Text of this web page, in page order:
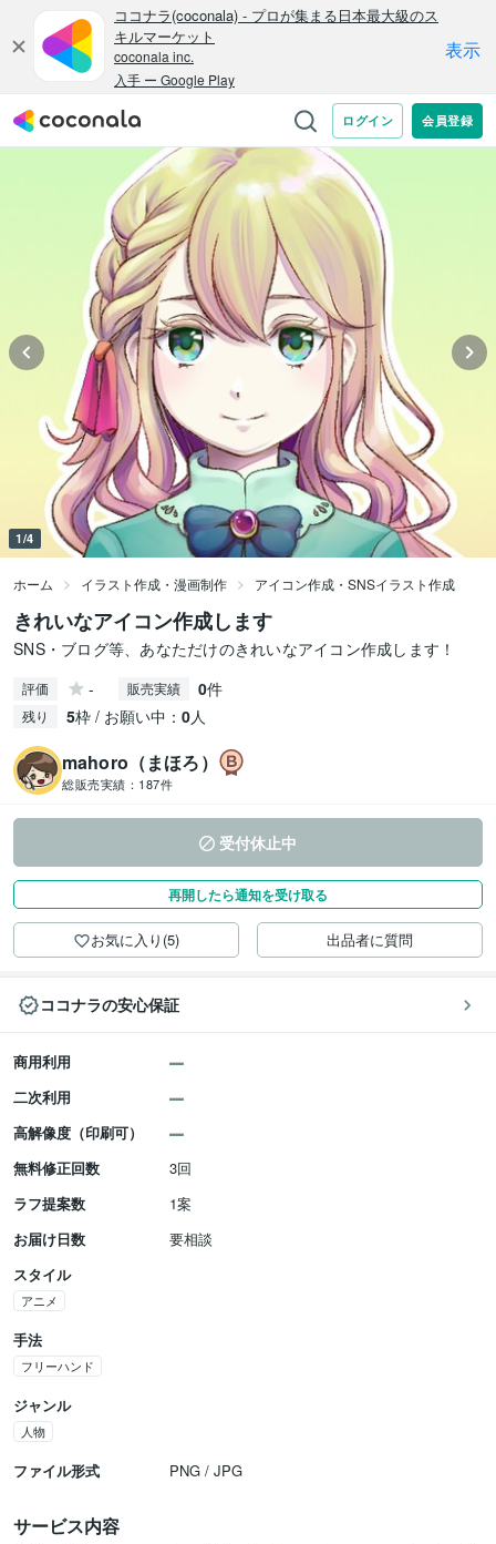
1/4
ホーム イラスト作成・漫画制作 アイコン作成・SNSイラスト作成
きれいなアイコン作成します
SNS・ブログ等、あなただけのきれいなアイコン作成します！
評価 - 販売実績 0件
残り 5枠 / お願い中： 0人
mahoro（まほろ）
総販売実績： 187件
受付休止中
再開したら通知を受け取る
お気に入り(5) 出品者に質問
ココナラの安心保証
商用利用
二次利用
高解像度（印刷可）
無料修正回数
3回
ラフ提案数
1案
お届け日数
要相談
スタイル
アニメ
手法
フリーハンド
ジャンル
人物
ファイル形式 PNG / JPG
サービス内容